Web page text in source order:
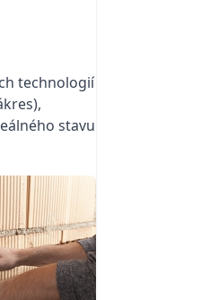
technologií
stavu